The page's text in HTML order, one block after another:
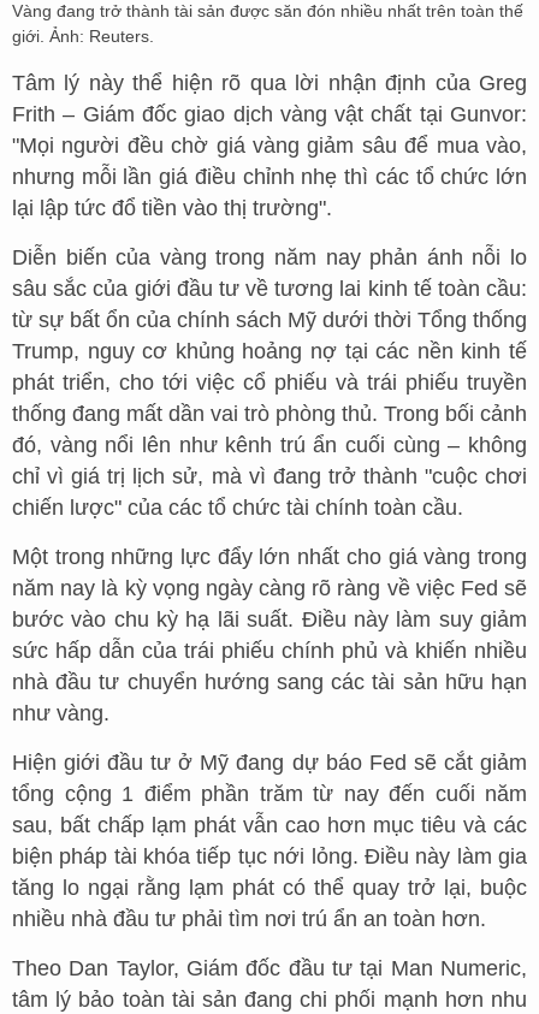
Vàng đang trở thành tài sản được săn đón nhiều nhất trên toàn thế
giới. Ảnh: Reuters.
Tâm lý này thể hiện rõ qua lời nhận định của Greg
Frith – Giám đốc giao dịch vàng vật chất tại Gunvor:
"Mọi người đều chờ giá vàng giảm sâu để mua vào,
nhưng mỗi lần giá điều chỉnh nhẹ thì các tổ chức lớn
lại lập tức đổ tiền vào thị trường".
Diễn biến của vàng trong năm nay phản ánh nỗi lo
sâu sắc của giới đầu tư về tương lai kinh tế toàn cầu:
từ sự bất ổn của chính sách Mỹ dưới thời Tổng thống
Trump, nguy cơ khủng hoảng nợ tại các nền kinh tế
phát triển, cho tới việc cổ phiếu và trái phiếu truyền
thống đang mất dần vai trò phòng thủ. Trong bối cảnh
đó, vàng nổi lên như kênh trú ẩn cuối cùng – không
chỉ vì giá trị lịch sử, mà vì đang trở thành "cuộc chơi
chiến lược" của các tổ chức tài chính toàn cầu.
Một trong những lực đẩy lớn nhất cho giá vàng trong
năm nay là kỳ vọng ngày càng rõ ràng về việc Fed sẽ
bước vào chu kỳ hạ lãi suất. Điều này làm suy giảm
sức hấp dẫn của trái phiếu chính phủ và khiến nhiều
nhà đầu tư chuyển hướng sang các tài sản hữu hạn
như vàng.
Hiện giới đầu tư ở Mỹ đang dự báo Fed sẽ cắt giảm
tổng cộng 1 điểm phần trăm từ nay đến cuối năm
sau, bất chấp lạm phát vẫn cao hơn mục tiêu và các
biện pháp tài khóa tiếp tục nới lỏng. Điều này làm gia
tăng lo ngại rằng lạm phát có thể quay trở lại, buộc
nhiều nhà đầu tư phải tìm nơi trú ẩn an toàn hơn.
Theo Dan Taylor, Giám đốc đầu tư tại Man Numeric,
tâm lý bảo toàn tài sản đang chi phối mạnh hơn nhu